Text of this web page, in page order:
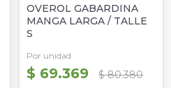
OVEROL GABARDINA
MANGA LARGA / TALLE
S
Por unidad
$ 69.369 $ 80.380